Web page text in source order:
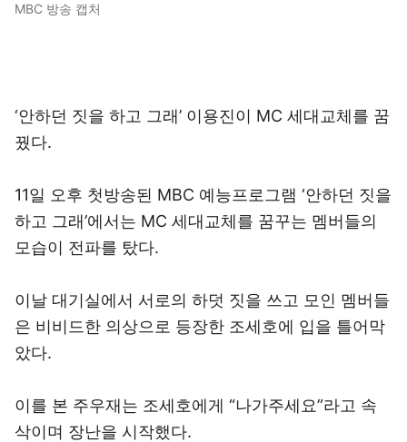
MBC 방송 캡처
‘안하던 짓을 하고 그래’ 이용진이 MC 세대교체를 꿈
꿨다.
11일 오후 첫방송된 MBC 예능프로그램 ‘안하던 짓을
하고 그래’에서는 MC 세대교체를 꿈꾸는 멤버들의
모습이 전파를 탔다.
이날 대기실에서 서로의 하덧 짓을 쓰고 모인 멤버들
은 비비드한 의상으로 등장한 조세호에 입을 틀어막
았다.
이를 본 주우재는 조세호에게 “나가주세요”라고 속
삭이며 장난을 시작했다.